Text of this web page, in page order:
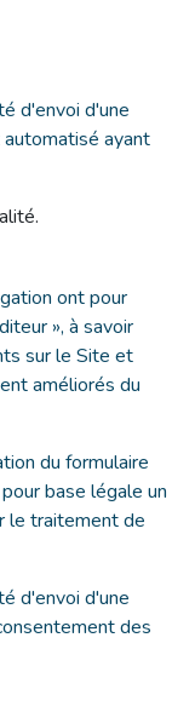
d'envoi d'une
ayant
ont pour
», à savoir
sur le Site et
améliorés du
du formulaire
base légale un
le traitement de
d'envoi d'une
des